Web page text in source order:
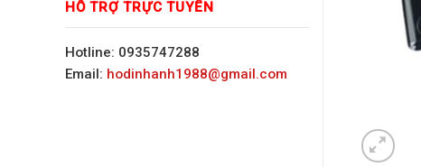
HỖ TRỢ TRỰC TUYẾN
Hotline: 0935747288
Email: hodinhanh1988@gmail.com